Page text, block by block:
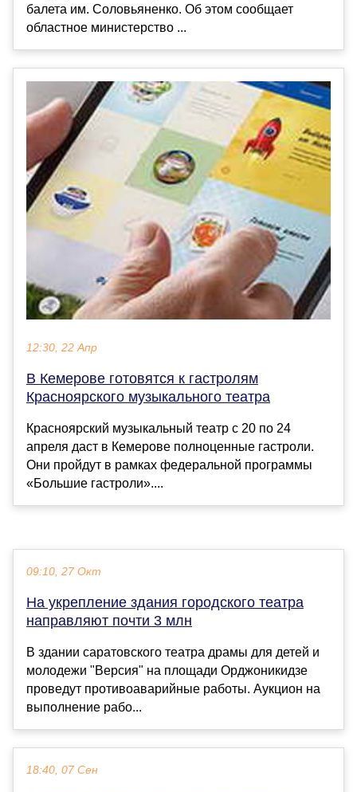
балета им. Соловьяненко. Об этом сообщает
областное министерство ...
12:30, 22 Апр
В Кемерове готовятся к гастролям
Красноярского музыкального театра
Красноярский музыкальный театр с 20 по 24
апреля даст в Кемерове полноценные гастроли.
Они пройдут в рамках федеральной программы
«Большие гастроли»....
09:10, 27 Окт
На укрепление здания городского театра
направляют почти 3 млн
В здании саратовского театра драмы для детей и
молодежи "Версия" на площади Орджоникидзе
проведут противоаварийные работы. Аукцион на
выполнение рабо...
18:40, 07 Сен